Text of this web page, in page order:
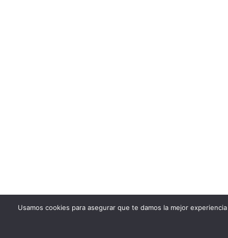
Usamos cookies para asegurar que te damos la mejor